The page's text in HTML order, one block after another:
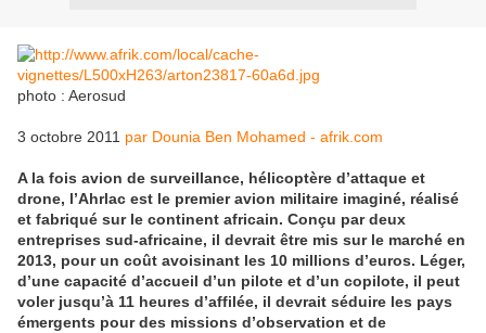
photo : Aerosud
3 octobre 2011 par Dounia Ben Mohamed - afrik.com
A la fois avion de surveillance, hélicoptère d’attaque et
drone, l’Ahrlac est le premier avion militaire imaginé, réalisé
et fabriqué sur le continent africain. Conçu par deux
entreprises sud-africaine, il devrait être mis sur le marché en
2013, pour un coût avoisinant les 10 millions d’euros. Léger,
d’une capacité d’accueil d’un pilote et d’un copilote, il peut
voler jusqu’à 11 heures d’affilée, il devrait séduire les pays
émergents pour des missions d’observation et de